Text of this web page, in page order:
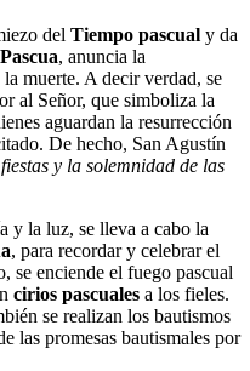
del Tiempo pascual y da
, anuncia la
muerte. A decir verdad, se
al Señor, que simboliza la
aguardan la resurrección
De hecho, San Agustín
y la solemnidad de las
y la luz, se lleva a cabo la
, para recordar y celebrar el
se enciende el fuego pascual
cirios pascuales a los fieles.
se realizan los bautismos
las promesas bautismales por